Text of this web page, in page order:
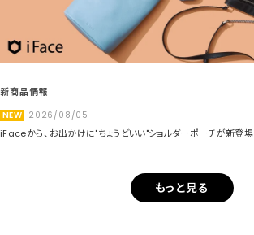
新商品情報
NEW 2026/08/05
iFaceから、お出かけに"ちょうどいい"ショルダーポーチが新登場
もっと見る